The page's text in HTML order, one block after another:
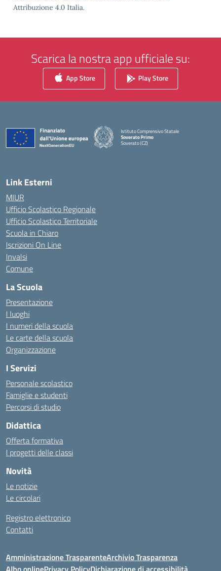
Attribuzione 4.0 Italia.
Scarica la nostra app ufficiale su:
App Store Play Store
Istituto Comprensivo Statale
Soverato Primo
Soverato (CZ)
Link Esterni
MIUR
Ufficio Scolastico Regionale
Ufficio Scolastico Territoriale
Scuola in Chiaro
Iscrizioni On Line
Invalsi
Comune
La Scuola
Presentazione
I luoghi
I numeri della scuola
Le carte della scuola
Organizzazione
I Servizi
Personale scolastico
Famiglie e studenti
Percorsi di studio
Didattica
Offerta formativa
I progetti delle classi
Novità
Le notizie
Le circolari
Registro elettronico
Contatti
Amministrazione TrasparenteArchivio Trasparenza